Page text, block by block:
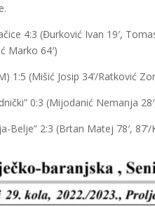
4:3 (Đurković Ivan 19′,
Marko 64′)
1:5 (Mišić Josip 34’/Ratković
0:3 (Mijodanić Nemanja
Belje” 2:3 (Brtan Matej 78′,